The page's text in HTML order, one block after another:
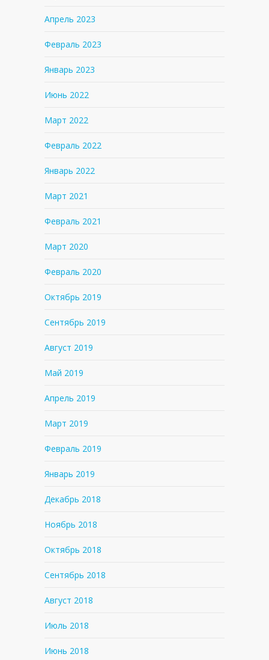
Апрель 2023
Февраль 2023
Январь 2023
Июнь 2022
Март 2022
Февраль 2022
Январь 2022
Март 2021
Февраль 2021
Март 2020
Февраль 2020
Октябрь 2019
Сентябрь 2019
Август 2019
Май 2019
Апрель 2019
Март 2019
Февраль 2019
Январь 2019
Декабрь 2018
Ноябрь 2018
Октябрь 2018
Сентябрь 2018
Август 2018
Июль 2018
Июнь 2018